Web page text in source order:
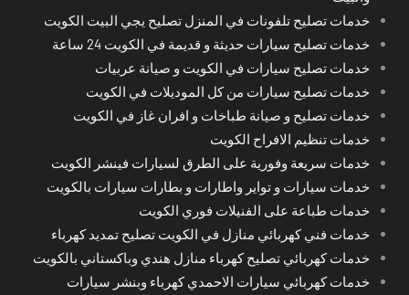
خدمات تصليح تلفونات في المنزل تصليح يجي البيت الكويت
خدمات تصليح سيارات حديثة و قديمة في الكويت 24 ساعة
خدمات تصليح سيارات في الكويت و صيانة عربيات
خدمات تصليح سيارات من كل الموديلات في الكويت
خدمات تصليح و صيانة طباخات و افران غاز في الكويت
خدمات تنظيم الافراح الكويت
خدمات سريعة وفورية على الطرق لسيارات فينشر الكويت
خدمات سيارات و تواير واطارات و بطارات سيارات بالكويت
خدمات طباعة على الفنيلات فوري الكويت
خدمات فني كهربائي منازل في الكويت تصليح تمديد كهرباء
خدمات كهربائي تصليح كهرباء منازل هندي وباكستاني بالكويت
خدمات كهربائي سيارات الاحمدي كهرباء وبنشر سيارات